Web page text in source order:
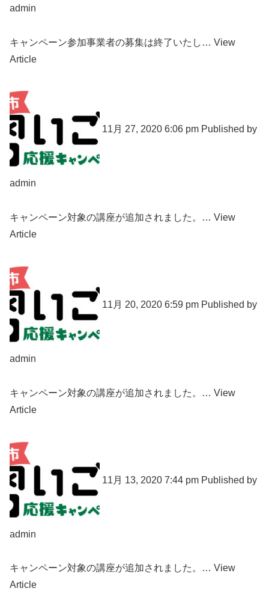
admin
キャンペーン参加事業者の募集は終了いたし… View
Article
11月 27, 2020 6:06 pm Published by
admin
キャンペーン対象の講座が追加されました。… View
Article
11月 20, 2020 6:59 pm Published by
admin
キャンペーン対象の講座が追加されました。… View
Article
11月 13, 2020 7:44 pm Published by
admin
キャンペーン対象の講座が追加されました。… View
Article